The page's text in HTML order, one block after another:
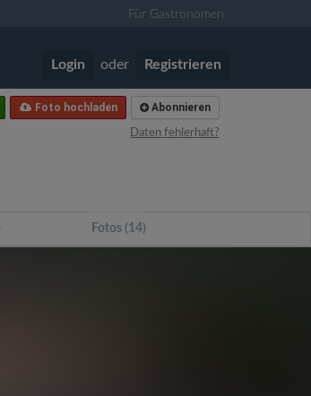
Für Gastronomen
Login oder Registrieren
Abonnieren
Foto hochladen
Daten fehlerhaft?
Fotos (14)